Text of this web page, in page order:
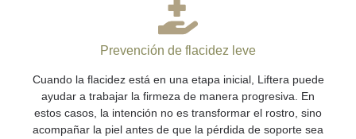
Prevención de flacidez leve
Cuando la flacidez está en una etapa inicial, Liftera puede
ayudar a trabajar la firmeza de manera progresiva. En
estos casos, la intención no es transformar el rostro, sino
acompañar la piel antes de que la pérdida de soporte sea